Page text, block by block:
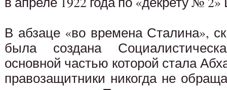
В абзаце «во времена Сталина»,
была создана
основной частью которой стала
правозащитники никогда не